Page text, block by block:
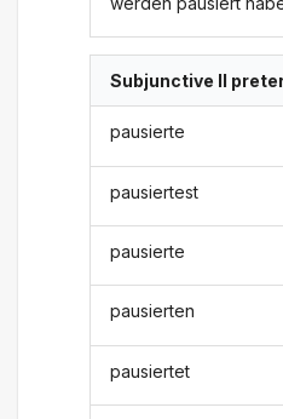
Subjunctive II
pausierte
pausiertest
pausierte
pausierten
pausiertet